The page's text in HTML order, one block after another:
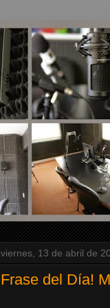
viernes, 13 de abril de
Frase del Día!